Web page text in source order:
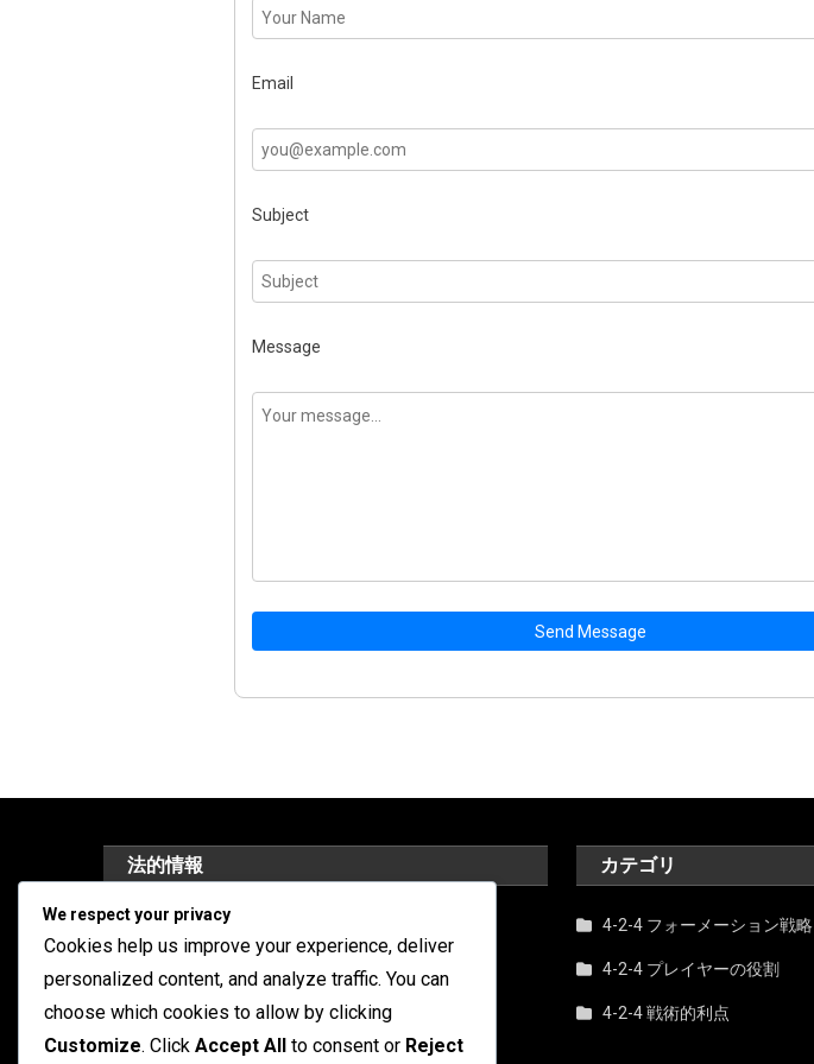
Email
Subject
Message
Send Message
法的情報
クッキーポリシー
プライバシーポリシー
利用条件
私たちについて
カテゴリ
4-2-4 フォーメーション戦略
4-2-4 プレイヤーの役割
4-2-4 戦術的利点
We respect your privacy
Cookies help us improve your experience, deliver
personalized content, and analyze traffic. You can
choose which cookies to allow by clicking
Customize. Click Accept All to consent or Reject